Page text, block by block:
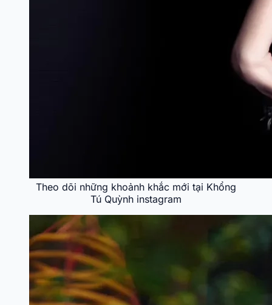
Theo dõi những khoảnh khắc mới tại Khổng
Tú Quỳnh instagram